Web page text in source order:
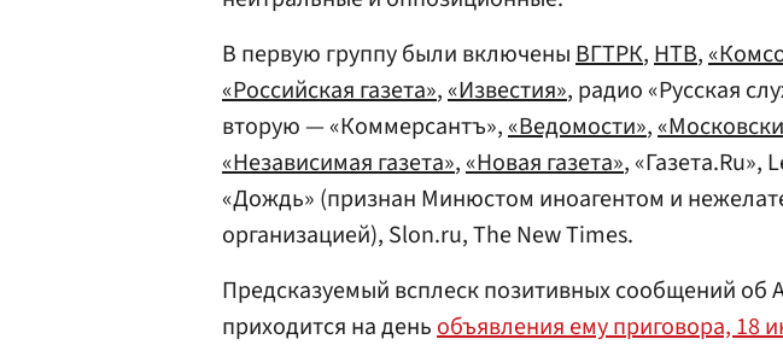
В первую группу были включеныВГТРК,НТВ,
«Российская газета»,«Известия», радио «Русская
вторую — «Коммерсантъ»,«Ведомости»,
«Независимая газета»,«Новая газета», «Газета.Ru»,
«Дождь» (признан Минюстом иноагентом и
организацией), Slon.ru, The New Times.
Предсказуемый всплеск позитивных сообщений об
приходится на деньобъявления ему приговора, 18